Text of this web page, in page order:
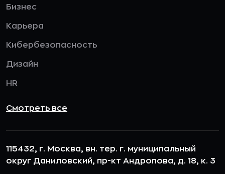
Бизнес
Карьера
Кибербезопасность
Дизайн
HR
Смотреть все
115432, г. Москва, вн. тер. г. муниципальный
округ Даниловский, пр-кт Андропова, д. 18, к. 3